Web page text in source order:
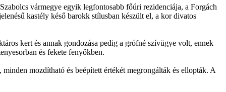
vármegye egyik legfontosabb főúri rezidenciája, a Forgách
kastély késő barokk stílusban készült el, a kor divatos
kert és annak gondozása pedig a grófné szívügye volt, ennek
és fekete fenyőkben.
mozdítható és beépített értékét megrongálták és ellopták. A